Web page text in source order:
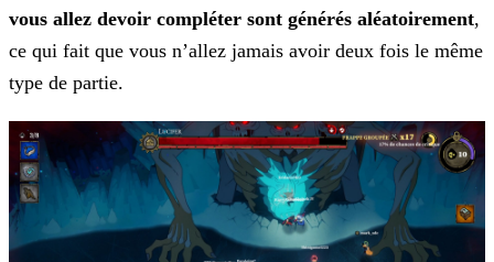
vous allez devoir compléter sont générés aléatoirement,
ce qui fait que vous n’allez jamais avoir deux fois le même
type de partie.